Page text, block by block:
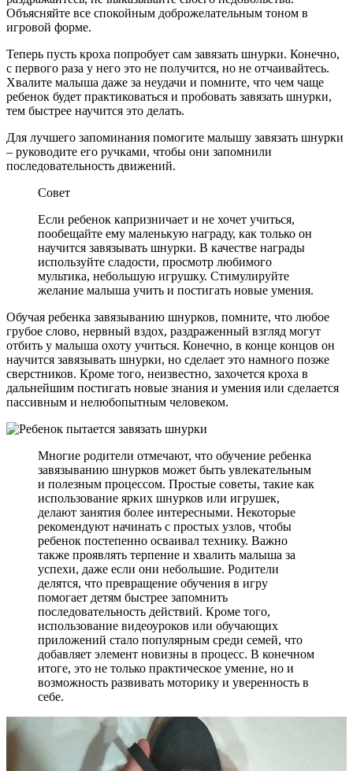
Объясняйте все спокойным доброжелательным тоном в
игровой форме.
Теперь пусть кроха попробует сам завязать шнурки. Конечно,
с первого раза у него это не получится, но не отчаивайтесь.
Хвалите малыша даже за неудачи и помните, что чем чаще
ребенок будет практиковаться и пробовать завязать шнурки,
тем быстрее научится это делать.
Для лучшего запоминания помогите малышу завязать шнурки
– руководите его ручками, чтобы они запомнили
последовательность движений.
Совет
Если ребенок капризничает и не хочет учиться,
пообещайте ему маленькую награду, как только он
научится завязывать шнурки. В качестве награды
используйте сладости, просмотр любимого
мультика, небольшую игрушку. Стимулируйте
желание малыша учить и постигать новые умения.
Обучая ребенка завязыванию шнурков, помните, что любое
грубое слово, нервный вздох, раздраженный взгляд могут
отбить у малыша охоту учиться. Конечно, в конце концов он
научится завязывать шнурки, но сделает это намного позже
сверстников. Кроме того, неизвестно, захочется кроха в
дальнейшим постигать новые знания и умения или сделается
пассивным и нелюбопытным человеком.
Многие родители отмечают, что обучение ребенка
завязыванию шнурков может быть увлекательным
и полезным процессом. Простые советы, такие как
использование ярких шнурков или игрушек,
делают занятия более интересными. Некоторые
рекомендуют начинать с простых узлов, чтобы
ребенок постепенно осваивал технику. Важно
также проявлять терпение и хвалить малыша за
успехи, даже если они небольшие. Родители
делятся, что превращение обучения в игру
помогает детям быстрее запомнить
последовательность действий. Кроме того,
использование видеоуроков или обучающих
приложений стало популярным среди семей, что
добавляет элемент новизны в процесс. В конечном
итоге, это не только практическое умение, но и
возможность развивать моторику и уверенность в
себе.